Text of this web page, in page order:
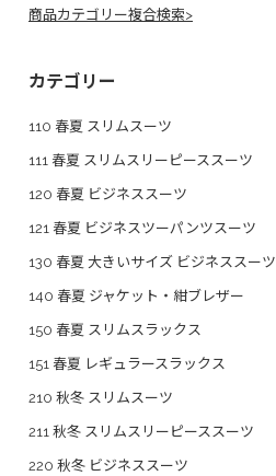
商品カテゴリー複合検索>
カテゴリー
110 春夏 スリムスーツ
111 春夏 スリムスリーピーススーツ
120 春夏 ビジネススーツ
121 春夏 ビジネスツーパンツスーツ
130 春夏 大きいサイズ ビジネススーツ
140 春夏 ジャケット・紺ブレザー
150 春夏 スリムスラックス
151 春夏 レギュラースラックス
210 秋冬 スリムスーツ
211 秋冬 スリムスリーピーススーツ
220 秋冬 ビジネススーツ